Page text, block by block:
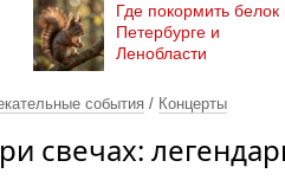
Где покормить белок
Петербурге и
Ленобласти
события / Концерты
свечах: